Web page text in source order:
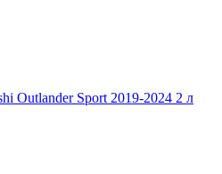
Outlander Sport 2019-2024 2 л